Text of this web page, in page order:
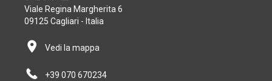
Viale Regina Margherita 6
09125 Cagliari - Italia
Vedi la mappa
+39 070 670234